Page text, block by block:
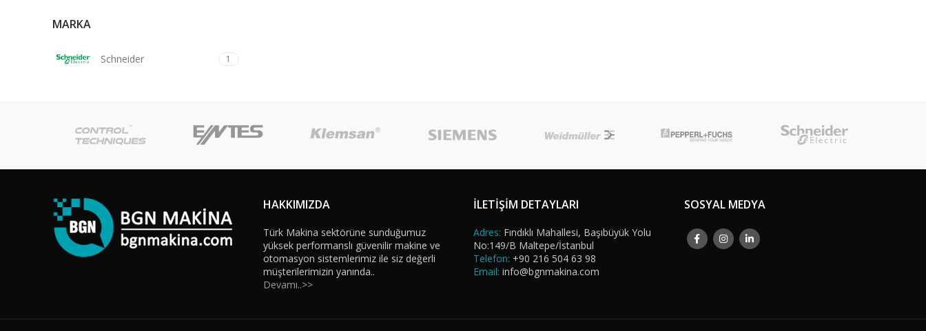
MARKA
Schneider 1
HAKKIMIZDA
Türk Makina sektörüne sunduğumuz
yüksek performanslı güvenilir makine ve
otomasyon sistemlerimiz ile siz değerli
müşterilerimizin yanında..
Devamı..>>
İLETİŞİM DETAYLARI
Adres: Fındıklı Mahallesi, Başıbüyük Yolu
No:149/B Maltepe/İstanbul
Telefon: +90 216 504 63 98
Email: info@bgnmakina.com
SOSYAL MEDYA